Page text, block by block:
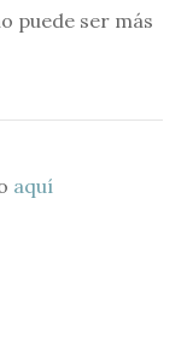
puede ser más
aquí